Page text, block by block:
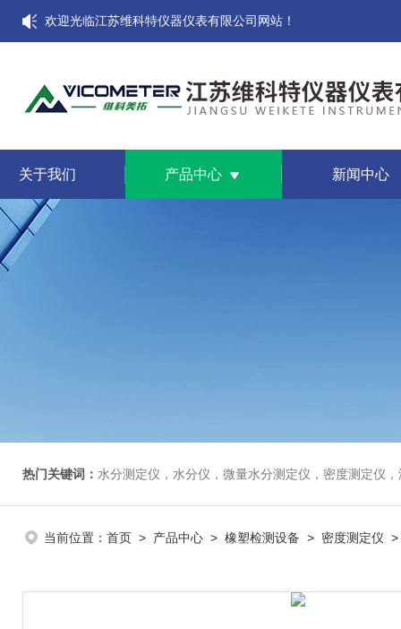
欢迎光临江苏维科特仪器仪表有限公司网站！
关于我们 产品中心 新闻中心
热门关键词： 水分测定仪，水分仪，微量水分测定仪，密度测定仪
当前位置： 首页 > 产品中心 > 橡塑检测设备 > 密度测定仪 >